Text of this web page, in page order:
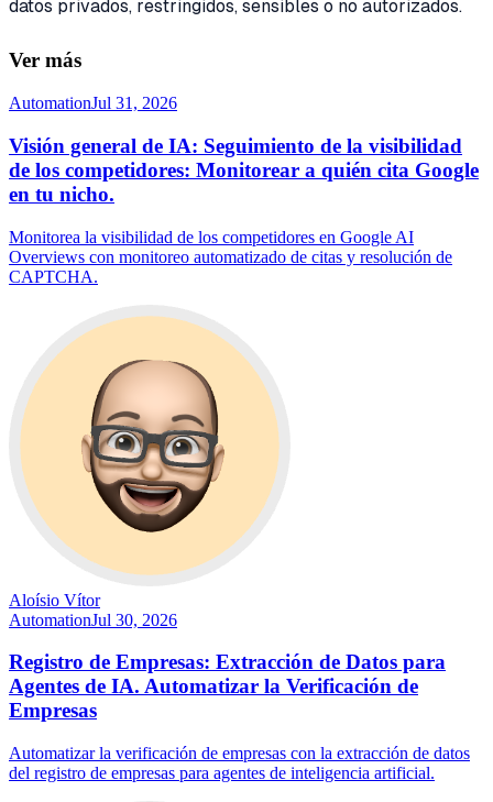
datos privados, restringidos, sensibles o no autorizados.
Ver más
AutomationJul 31, 2026
Visión general de IA: Seguimiento de la visibilidad
de los competidores: Monitorear a quién cita Google
en tu nicho.
Monitorea la visibilidad de los competidores en Google AI
Overviews con monitoreo automatizado de citas y resolución de
CAPTCHA.
Aloísio Vítor
AutomationJul 30, 2026
Registro de Empresas: Extracción de Datos para
Agentes de IA. Automatizar la Verificación de
Empresas
Automatizar la verificación de empresas con la extracción de datos
del registro de empresas para agentes de inteligencia artificial.